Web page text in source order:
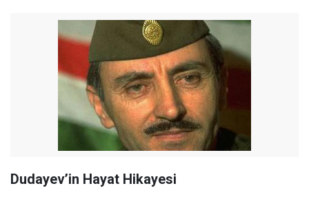
Dudayev’in Hayat Hikayesi